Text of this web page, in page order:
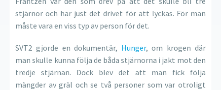
stjärnor och har just det drivet för att lyckas. För man
måste vara en viss typ av person för det.
SVT2 gjorde en dokumentär, Hunger, om krogen där
man skulle kunna följa de båda stjärnorna i jakt mot den
tredje stjärnan. Dock blev det att man fick följa
mängder av gräl och se två personer som var otroligt